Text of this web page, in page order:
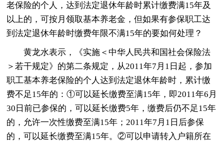
老保险的个人，达到法定退休年龄时累计缴费满15年及
以上的，可按月领取基本养老金，但如果有参保职工达
到法定退休年龄时缴费年限不满15年的要如何处理？
黄龙水表示，《实施＜中华人民共和国社会保险法
＞若干规定》的第二条规定，从2011年7月1日起，参加
职工基本养老保险的个人达到法定退休年龄时，累计缴
费不足15年的：①可以延长缴费至满15年，即2011年6月
30日前已参保的，可以延长缴费5年，缴费后仍不足15年
的，允许一次性缴费至满15年；2011年7月1日后参保
的，可以延长缴费至满15年。②可以申请转入户籍所在